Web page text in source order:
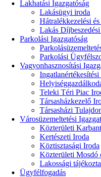
Lakhatási Igazgatóság
Lakásügyi iroda
Hátralékkezelési
Lakás
Parkolási Igazgatóság
Parkolási
Vagyonhasznosítási
Ingatlanértékesítési
Teleki Téri Piac
Társasházkezelő
Társasházi
Városüzemeltetési
Közterületi
Kertészeti Iroda
Köztisztasági Iroda
Közterületi Mosdó
Lakossági
Ügyfélfogadás